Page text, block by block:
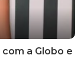
com a Globo e